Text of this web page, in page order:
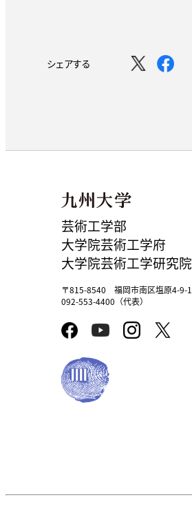
シェアする
芸術工学部
大学院芸術工学府
大学院芸術工学研究院
〒815-8540 福岡市南区塩原4-9-1
092-553-4400（代表）